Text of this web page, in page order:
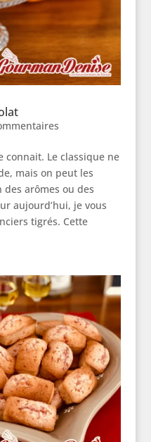
connait. Le classique ne
mais on peut les
arômes ou des
aujourd’hui, je vous
tigrés. Cette